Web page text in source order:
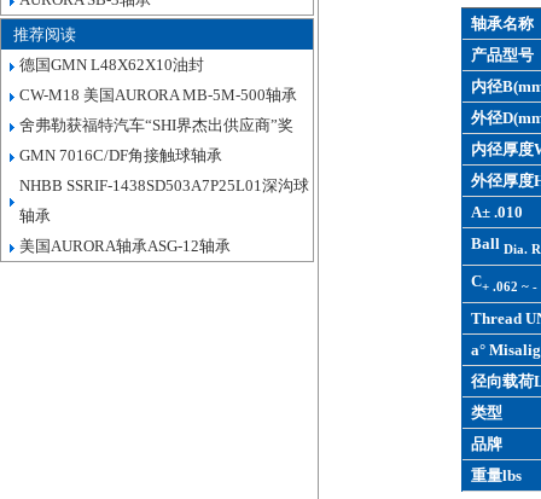
推荐阅读
德国GMN L48X62X10油封
CW-M18 美国AURORA MB-5M-500轴承
舍弗勒获福特汽车“SHI界杰出供应商”奖
GMN 7016C/DF角接触球轴承
NHBB SSRIF-1438SD503A7P25L01深沟球
轴承
美国AURORA轴承ASG-12轴承
轴承名称
产品型号
内径
外径
内径厚度
外径厚度
A± .010
BallDia.
C+ .062 ~ -
Thread
a°
径向载荷
类型
品牌
重量lbs